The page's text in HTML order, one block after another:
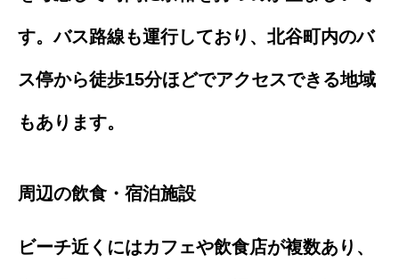
す。バス路線も運行しており、北谷町内のバ
ス停から徒歩15分ほどでアクセスできる地域
もあります。
周辺の飲食・宿泊施設
ビーチ近くにはカフェや飲食店が複数あり、